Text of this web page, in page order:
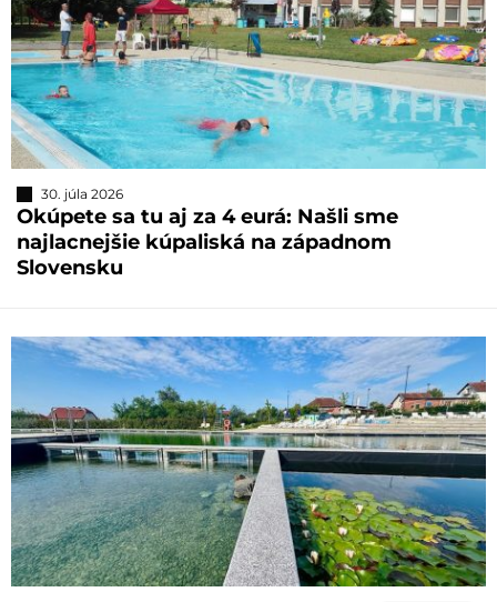
30. júla 2026
Okúpete sa tu aj za 4 eurá: Našli sme
najlacnejšie kúpaliská na západnom
Slovensku